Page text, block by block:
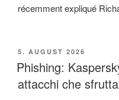
récemment expliqué
VERÖFFENTLICHT
AM
5. AUGUST 2026
Phishing:
attacchi che